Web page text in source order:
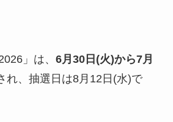
」は、 6月30日(火)から7月
れ、抽選日は8月12日(水)で